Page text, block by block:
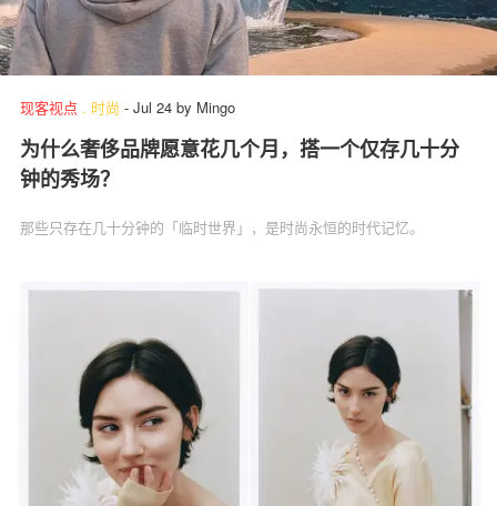
现客视点 . 时尚 - Jul 24 by Mingo
为什么奢侈品牌愿意花几个月，搭一个仅存几十分
钟的秀场？
那些只存在几十分钟的「临时世界」，是时尚永恒的时代记忆。